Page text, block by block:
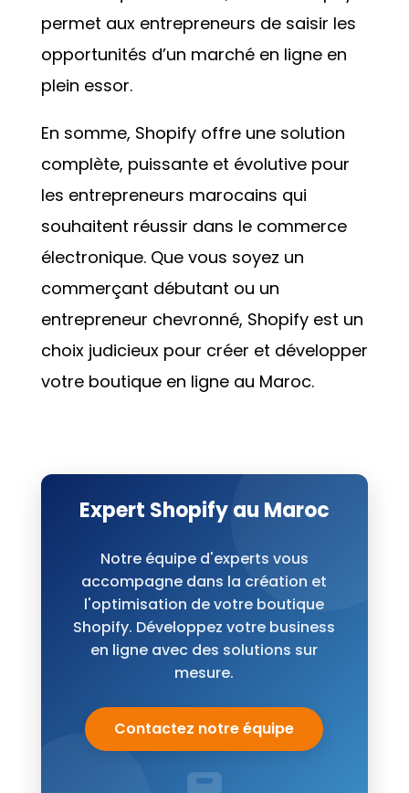
permet aux entrepreneurs de saisir les
opportunités d’un marché en ligne en
plein essor.
En somme, Shopify offre une solution
complète, puissante et évolutive pour
les entrepreneurs marocains qui
souhaitent réussir dans le commerce
électronique. Que vous soyez un
commerçant débutant ou un
entrepreneur chevronné, Shopify est un
choix judicieux pour créer et développer
votre boutique en ligne au Maroc.
Expert Shopify au Maroc
Notre équipe d'experts vous
accompagne dans la création et
l'optimisation de votre boutique
Shopify. Développez votre business
en ligne avec des solutions sur
mesure.
Contactez notre équipe